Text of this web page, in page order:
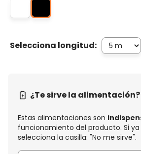
Selecciona longitud:
¿Te sirve la alimentación?
Estas alimentaciones son
funcionamiento del producto. Si
selecciona la casilla: "No me sirve".